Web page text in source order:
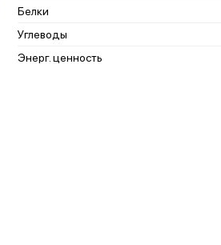
Белки
Углеводы
Энерг. ценность